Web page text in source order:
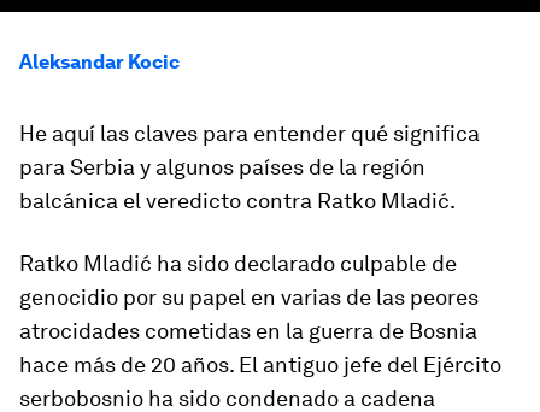
Aleksandar Kocic
He aquí las claves para entender qué significa
para Serbia y algunos países de la región
balcánica el veredicto contra Ratko Mladić.
Ratko Mladić ha sido declarado culpable de
genocidio por su papel en varias de las peores
atrocidades cometidas en la guerra de Bosnia
hace más de 20 años. El antiguo jefe del Ejército
serbobosnio ha sido condenado a cadena